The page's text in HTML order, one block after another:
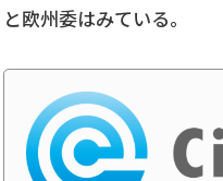
と欧州委はみている。